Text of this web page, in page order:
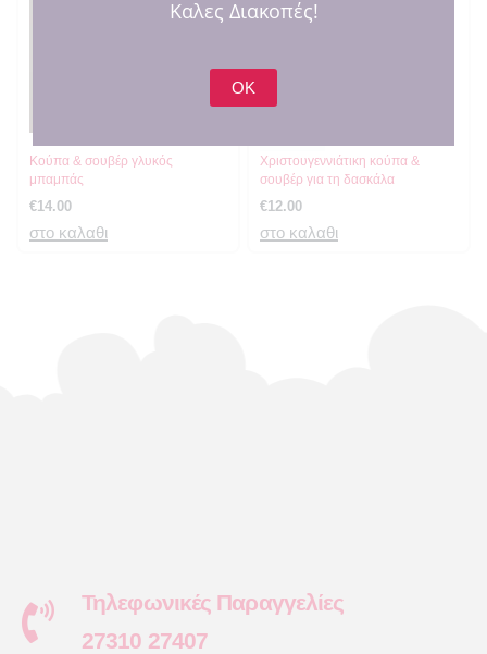
Κούπα & σουβέρ γλυκός
μπαμπάς
€14.00
στο καλαθι
Χριστουγεννιάτικη κούπα &
σουβέρ για τη δασκάλα
€12.00
στο καλαθι
Τηλεφωνικές Παραγγελίες
27310 27407
Καλες Διακοπές!
OK